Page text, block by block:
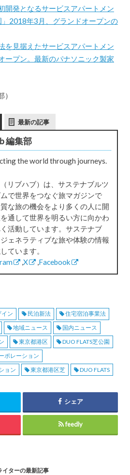
開発となるサービスアパートメン
」2018年3月、グランドオープンの
を見据えたサービスアパートメン
ープン。最新のパナソニック製家
最新の記事
編集部
the world through journeys.
リブハブ）は、サステナブルツ
で世界をつなぐ旅マガジンで
な旅の機会をより多くの人に開
通して世界を明るい方に向かわ
活動しています。サステナブ
ェネラティブな旅や体験の情報
ています。
X Facebook
ン 民泊新法
住宅宿泊事業法
地域ニュース
国内ニュース
東京都港区
DUO FLATS芝公園
ポレーション
ョン
東京都港区芝 DUO FLATS
シェア
feedly
イターの最新記事